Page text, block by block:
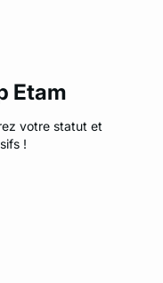
Etam
votre statut et
!